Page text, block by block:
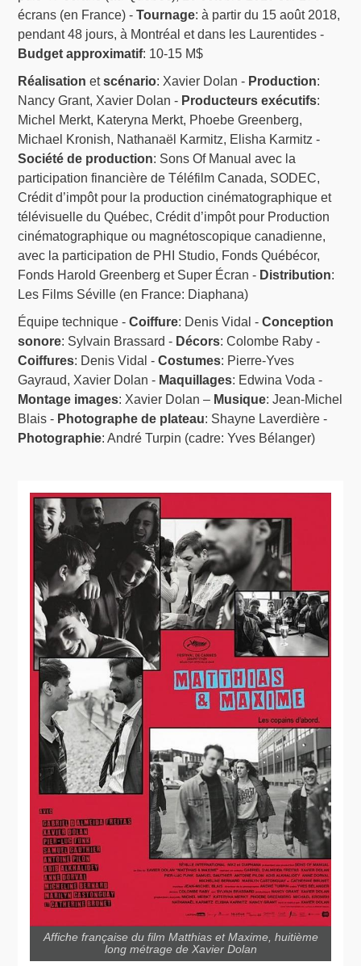
écrans (en France) -Tournage: à partir du 15 août 2018,
pendant 48 jours, à Montréal et dans les Laurentides -
Budget approximatif: 10-15 M$
Réalisation etscénario: Xavier Dolan - Production:
Nancy Grant, Xavier Dolan - Producteurs exécutifs:
Michel Merkt, Kateryna Merkt, Phoebe Greenberg,
Michael Kronish, Nathanaël Karmitz, Elisha Karmitz -
Société de production: Sons Of Manual avec la
participation financière de Téléfilm Canada, SODEC,
Crédit d’impôt pour la production cinématographique et
télévisuelle du Québec, Crédit d’impôt pour Production
cinématographique ou magnétoscopique canadienne,
avec la participation de PHI Studio, Fonds Québécor,
Fonds Harold Greenberg et Super Écran - Distribution:
Les Films Séville (en France: Diaphana)
Équipe technique -Coiffure: Denis Vidal -Conception
sonore: Sylvain Brassard - Décors: Colombe Raby -
Coiffures: Denis Vidal -Costumes: Pierre-Yves
Gayraud, Xavier Dolan - Maquillages: Edwina Voda -
Montage images: Xavier Dolan – Musique: Jean-Michel
Blais - Photographe de plateau: Shayne Laverdière -
Photographie: André Turpin (cadre: Yves Bélanger)
Affiche française du film Matthias et Maxime, huitième
long métrage de Xavier Dolan